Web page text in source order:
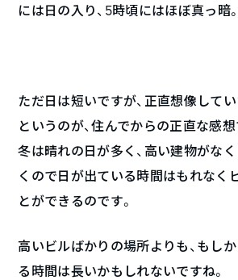
には日の入り、5時頃にはほぼ真っ暗。
ただ日は短いですが、正直想像して
というのが、住んでからの正直な感
冬は晴れの日が多く、高い建物がな
くので日が出ている時間はもれなく
とができるのです。
高いビルばかりの場所よりも、もし
る時間は長いかもしれないですね。